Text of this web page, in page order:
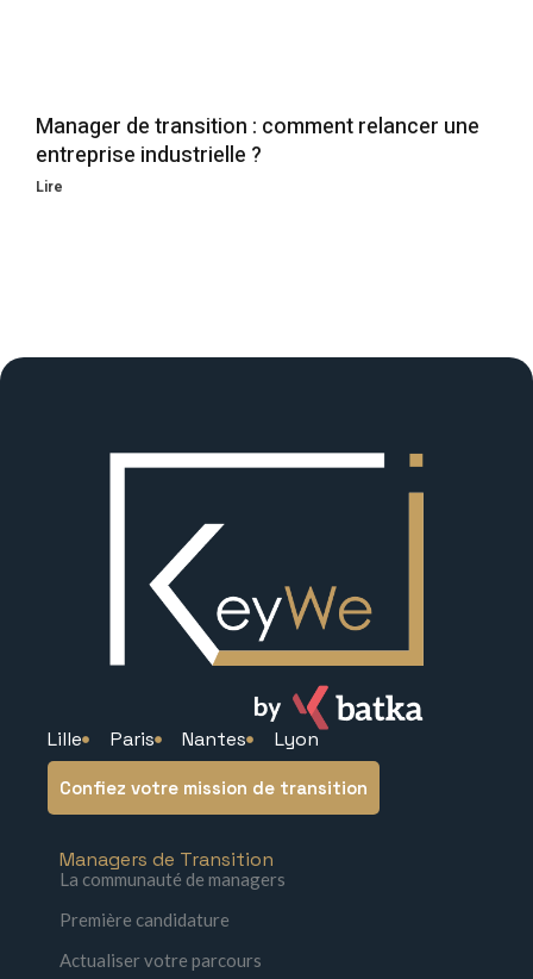
Manager de transition : comment relancer une
entreprise industrielle ?
Lire
Lille Paris Nantes Lyon
Confiez votre mission de transition
Managers de Transition
La communauté de managers
Première candidature
Actualiser votre parcours